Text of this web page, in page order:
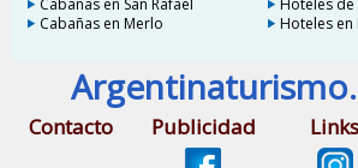
Cabañas en San Rafael
Hoteles de
Cabañas en Merlo
Hoteles en
Contacto Publicidad Links